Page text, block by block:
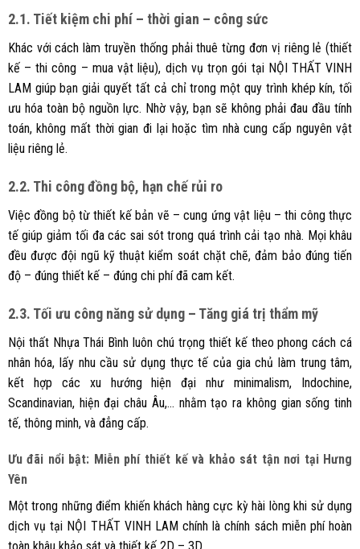
2.1. Tiết kiệm chi phí – thời gian – công sức
Khác với cách làm truyền thống phải thuê từng đơn vị riêng lẻ (thiết
kế – thi công – mua vật liệu), dịch vụ trọn gói tại NỘI THẤT VINH
LAM giúp bạn giải quyết tất cả chỉ trong một quy trình khép kín, tối
ưu hóa toàn bộ nguồn lực. Nhờ vậy, bạn sẽ không phải đau đầu tính
toán, không mất thời gian đi lại hoặc tìm nhà cung cấp nguyên vật
liệu riêng lẻ.
2.2. Thi công đồng bộ, hạn chế rủi ro
Việc đồng bộ từ thiết kế bản vẽ – cung ứng vật liệu – thi công thực
tế giúp giảm tối đa các sai sót trong quá trình cải tạo nhà. Mọi khâu
đều được đội ngũ kỹ thuật kiểm soát chặt chẽ, đảm bảo đúng tiến
độ – đúng thiết kế – đúng chi phí đã cam kết.
2.3. Tối ưu công năng sử dụng – Tăng giá trị thẩm mỹ
Nội thất Nhựa Thái Bình luôn chú trọng thiết kế theo phong cách cá
nhân hóa, lấy nhu cầu sử dụng thực tế của gia chủ làm trung tâm,
kết hợp các xu hướng hiện đại như minimalism, Indochine,
Scandinavian, hiện đại châu Âu,… nhằm tạo ra không gian sống tinh
tế, thông minh, và đẳng cấp.
Ưu đãi nổi bật: Miễn phí thiết kế và khảo sát tận nơi tại Hưng
Yên
Một trong những điểm khiến khách hàng cực kỳ hài lòng khi sử dụng
dịch vụ tại NỘI THẤT VINH LAM chính là chính sách miễn phí hoàn